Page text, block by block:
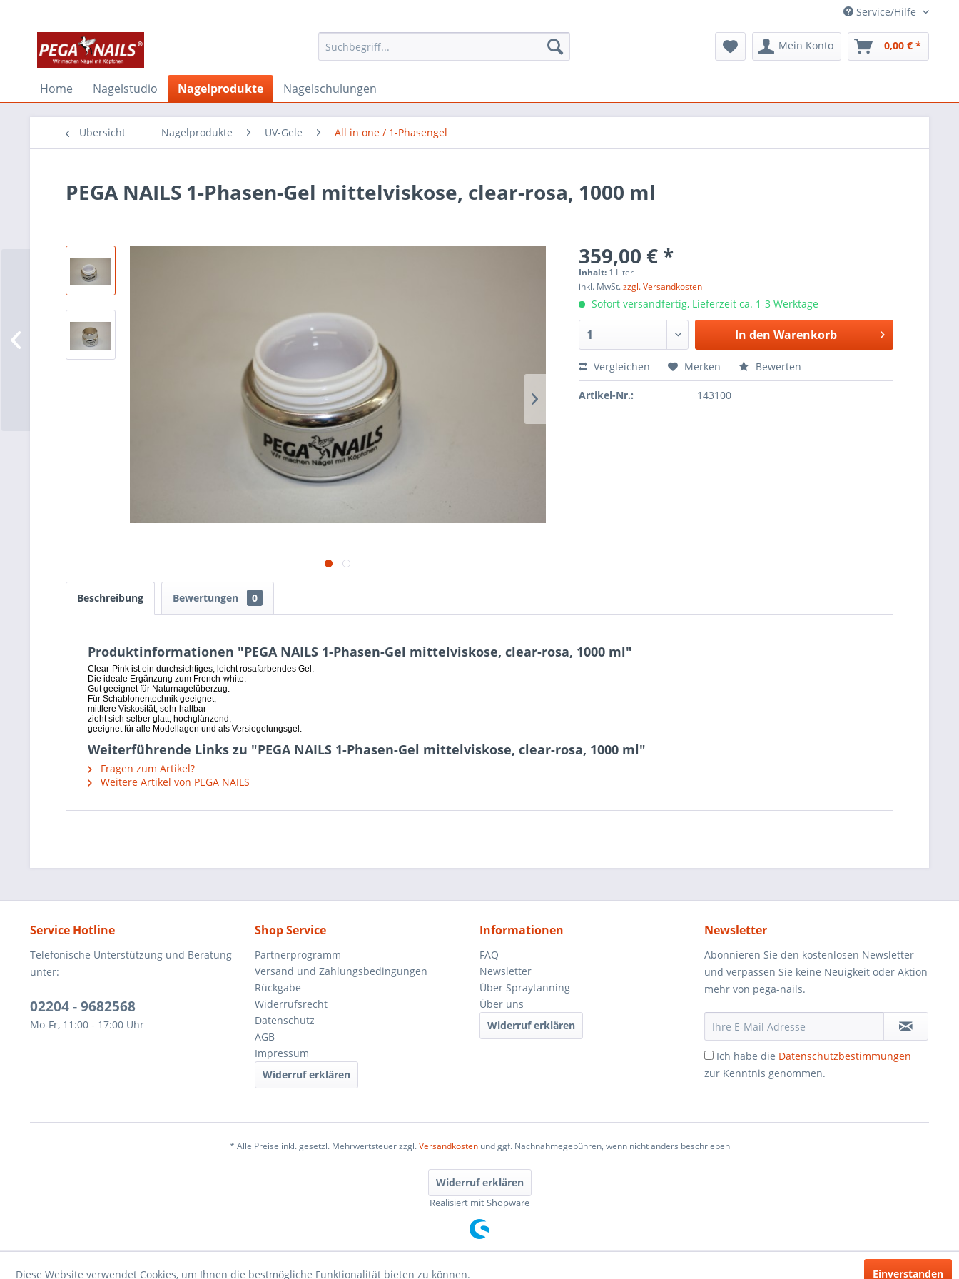
Service/Hilfe
Mein Konto 0,00 € *
Home Nagelstudio Nagelprodukte Nagelschulungen
Übersicht Nagelprodukte UV-Gele All in one / 1-Phasengel
PEGA NAILS 1-Phasen-Gel mittelviskose, clear-rosa, 1000 ml
359,00 € *
Inhalt: 1 Liter
inkl. MwSt.zzgl. Versandkosten
Sofort versandfertig, Lieferzeit ca. 1-3 Werktage
In den Warenkorb
Vergleichen Merken Bewerten
Artikel-Nr.: 143100
Beschreibung Bewertungen 0
Produktinformationen "PEGA NAILS 1-Phasen-Gel mittelviskose, clear-rosa, 1000 ml"
Clear-Pink ist ein durchsichtiges, leicht rosafarbendes Gel.
Die ideale Ergänzung zum French-white.
Gut geeignet für Naturnagelüberzug.
Für Schablonentechnik geeignet,
mittlere Viskosität, sehr haltbar
zieht sich selber glatt, hochglänzend,
geeignet für alle Modellagen und als Versiegelungsgel.
Weiterführende Links zu "PEGA NAILS 1-Phasen-Gel mittelviskose, clear-rosa, 1000 ml"
Fragen zum Artikel?
Weitere Artikel von PEGA NAILS
Service Hotline
Telefonische Unterstützung und Beratung
unter:
02204 - 9682568
Mo-Fr, 11:00 - 17:00 Uhr
Shop Service
Partnerprogramm
Versand und Zahlungsbedingungen
Rückgabe
Widerrufsrecht
Datenschutz
AGB
Impressum
Widerruf erklären
Informationen
FAQ
Newsletter
Über Spraytanning
Über uns
Widerruf erklären
Newsletter
Abonnieren Sie den kostenlosen Newsletter
und verpassen Sie keine Neuigkeit oder Aktion
mehr von pega-nails.
Ich habe die Datenschutzbestimmungen
zur Kenntnis genommen.
* Alle Preise inkl. gesetzl. Mehrwertsteuer zzgl.Versandkostenund ggf. Nachnahmegebühren, wenn nicht anders beschrieben
Widerruf erklären
Realisiert mit Shopware
Diese Website verwendet Cookies, um Ihnen die bestmögliche Funktionalität bieten zu können. Einverstanden